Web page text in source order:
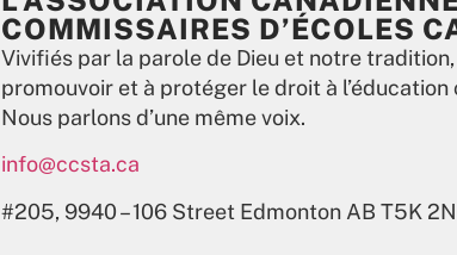
COMMISSAIRES D’ÉCOLES
Vivifiés par la parole de Dieu et notre
promouvoir et à protéger le droit à l’éducation
Nous parlons d’une même voix.
info@ccsta.ca
#205, 9940 – 106 Street Edmonton AB T5K